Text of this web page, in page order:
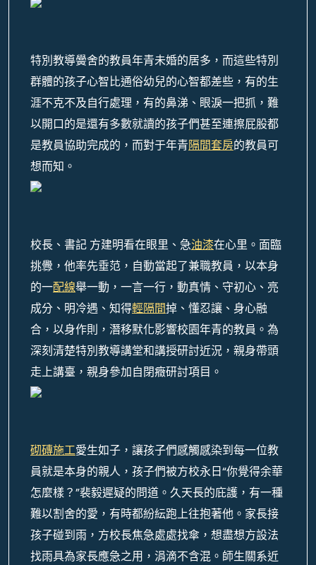
特別教導黌舍的教員年青未婚的居多，而這些特別
群體的孩子心智比通俗幼兒的心智都差些，有的生
涯不克不及自行處理，有的鼻涕、眼淚一把抓，難
以開口的是還有多數就讀的孩子們甚至連擦屁股都
是教員協助完成的，而對于年青隔間套房的教員可
想而知。
校長、書記 方建明看在眼里、急油漆在心里。面臨
挑釁，他率先垂范，自動當起了兼職教員，以本身
的一配線舉一動，一言一行，動真情、守初心、亮
成分、明冷遇、知得輕隔間掉、懂忍讓、身心融
合，以身作則，潛移默化影響校園年青的教員。為
深刻清楚特別教導講堂和講授研討近況，親身帶頭
走上講臺，親身參加自閉癥研討項目。
砌磚施工愛生如子，讓孩子們感觸感染到每一位教
員就是本身的親人，孩子們被方校永日“你覺得余華
怎麼樣？”裴毅遲疑的問道。久天長的庇護，有一種
難以割舍的愛，有時都紛紜跑上往抱著他。家長接
孩子碰到雨，方校長焦急處處找傘，想盡想方設法
找雨具為家長應急之用，涓滴不含混。師生關系近